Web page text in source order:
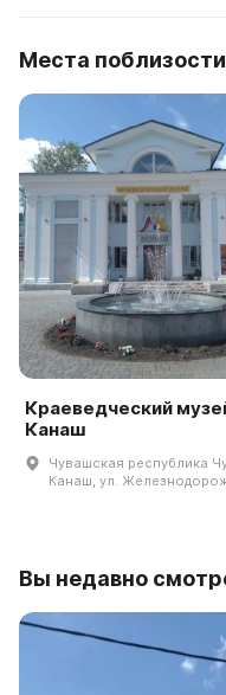
Места поблизости
Краеведческий
Канаш
Чувашская республика
Канаш, ул.
Вы недавно